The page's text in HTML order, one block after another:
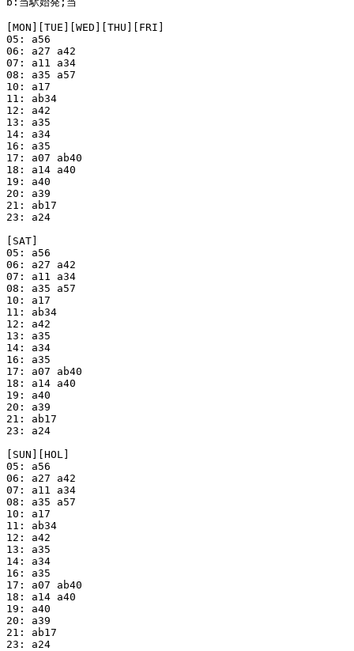
[MON][TUE][WED][THU][FRI]
05: a56
06: a27 a42
07: a11 a34
08: a35 a57
10: a17
11: ab34
12: a42
13: a35
14: a34
16: a35
17: a07 ab40
18: a14 a40
19: a40
20: a39
21: ab17
23: a24
[SAT]
05: a56
06: a27 a42
07: a11 a34
08: a35 a57
10: a17
11: ab34
12: a42
13: a35
14: a34
16: a35
17: a07 ab40
18: a14 a40
19: a40
20: a39
21: ab17
23: a24
[SUN][HOL]
05: a56
06: a27 a42
07: a11 a34
08: a35 a57
10: a17
11: ab34
12: a42
13: a35
14: a34
16: a35
17: a07 ab40
18: a14 a40
19: a40
20: a39
21: ab17
23: a24